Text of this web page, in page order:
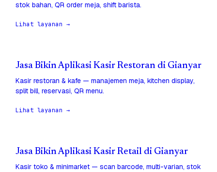
stok bahan, QR order meja, shift barista.
Lihat layanan →
Jasa Bikin Aplikasi Kasir Restoran di Gianyar
Kasir restoran & kafe — manajemen meja, kitchen display,
split bill, reservasi, QR menu.
Lihat layanan →
Jasa Bikin Aplikasi Kasir Retail di Gianyar
Kasir toko & minimarket — scan barcode, multi-varian, stok